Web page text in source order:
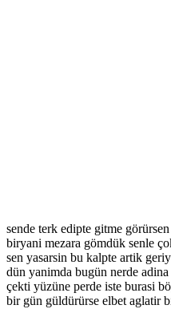
sende terk edipte gitme
biryani mezara gömdük senle
sen yasarsin bu kalpte artik
dün yanimda bugün nerde
çekti yüzüne perde iste burasi
bir gün güldürürse elbet aglatir